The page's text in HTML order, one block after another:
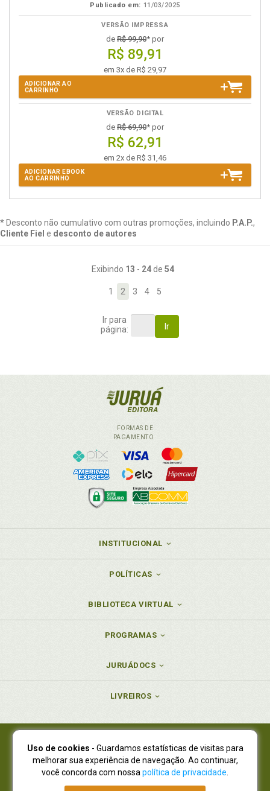
Publicado em: 11/03/2025
VERSÃO IMPRESSA
de R$ 99,90* por
R$ 89,91
em 3x de R$ 29,97
ADICIONAR AO
CARRINHO
VERSÃO DIGITAL
de R$ 69,90* por
R$ 62,91
em 2x de R$ 31,46
ADICIONAR EBOOK
AO CARRINHO
* Desconto não cumulativo com outras promoções, incluindo P.A.P.,
Cliente Fiel e desconto de autores
Exibindo 13 - 24de 54
1 2 3 4 5
Ir para
página:
Ir
FORMAS DE
PAGAMENTO
INSTITUCIONAL
POLÍTICAS
BIBLIOTECA VIRTUAL
PROGRAMAS
JURUÁDOCS
LIVREIROS
Juruá Editora Ltda., CNPJ 77.535.508/0001-19
Juruá Informática Ltda., CNPJ 01.701.561/0001-80
NOVO ENDEREÇO:R. Flávio Dallegrave, 7665, São Lourenço |
Curitiba - Paraná - CEP 82210-310
Uso de cookies - Guardamos estatísticas de visitas para
melhorar sua experiência de navegação. Ao continuar,
você concorda com nossa política de privacidade